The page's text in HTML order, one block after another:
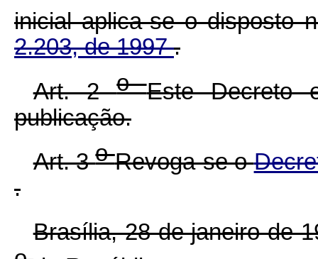
inicial aplica-se o disposto
2.203, de 1997.
Art. 2oEste Decreto
publicação.
Art. 3oRevoga-se o
.
Brasília, 28 de janeiro de